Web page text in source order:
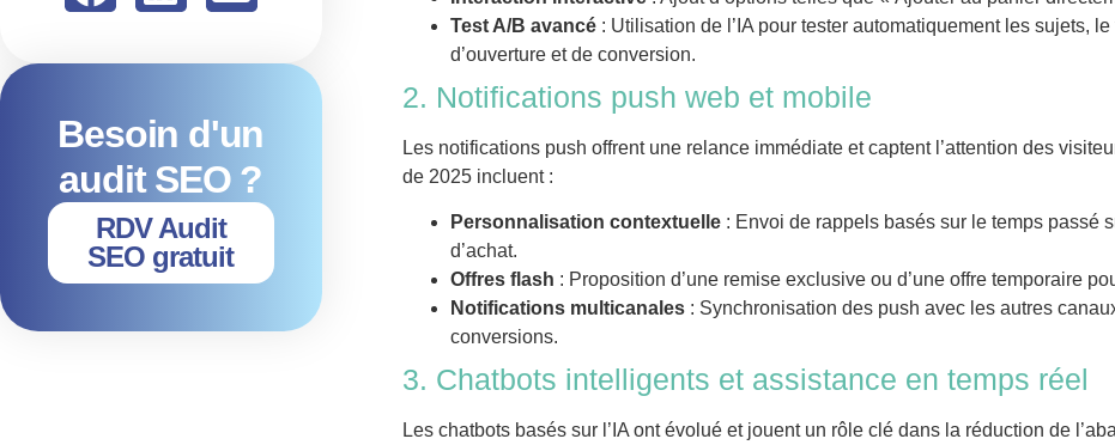
Besoin d'un
audit SEO ?
RDV Audit
SEO gratuit
Test A/B avancé : Utilisation de l’IA pour tester automatiquement les sujets,
d’ouverture et de conversion.
2. Notifications push web et mobile
Les notifications push offrent une relance immédiate et captent l’attention des
de 2025 incluent :
Personnalisation contextuelle : Envoi de rappels basés sur le temps passé
d’achat.
Offres flash : Proposition d’une remise exclusive ou d’une offre temporaire
Notifications multicanales : Synchronisation des push avec les autres
conversions.
3. Chatbots intelligents et assistance en temps réel
Les chatbots basés sur l’IA ont évolué et jouent un rôle clé dans la réduction de